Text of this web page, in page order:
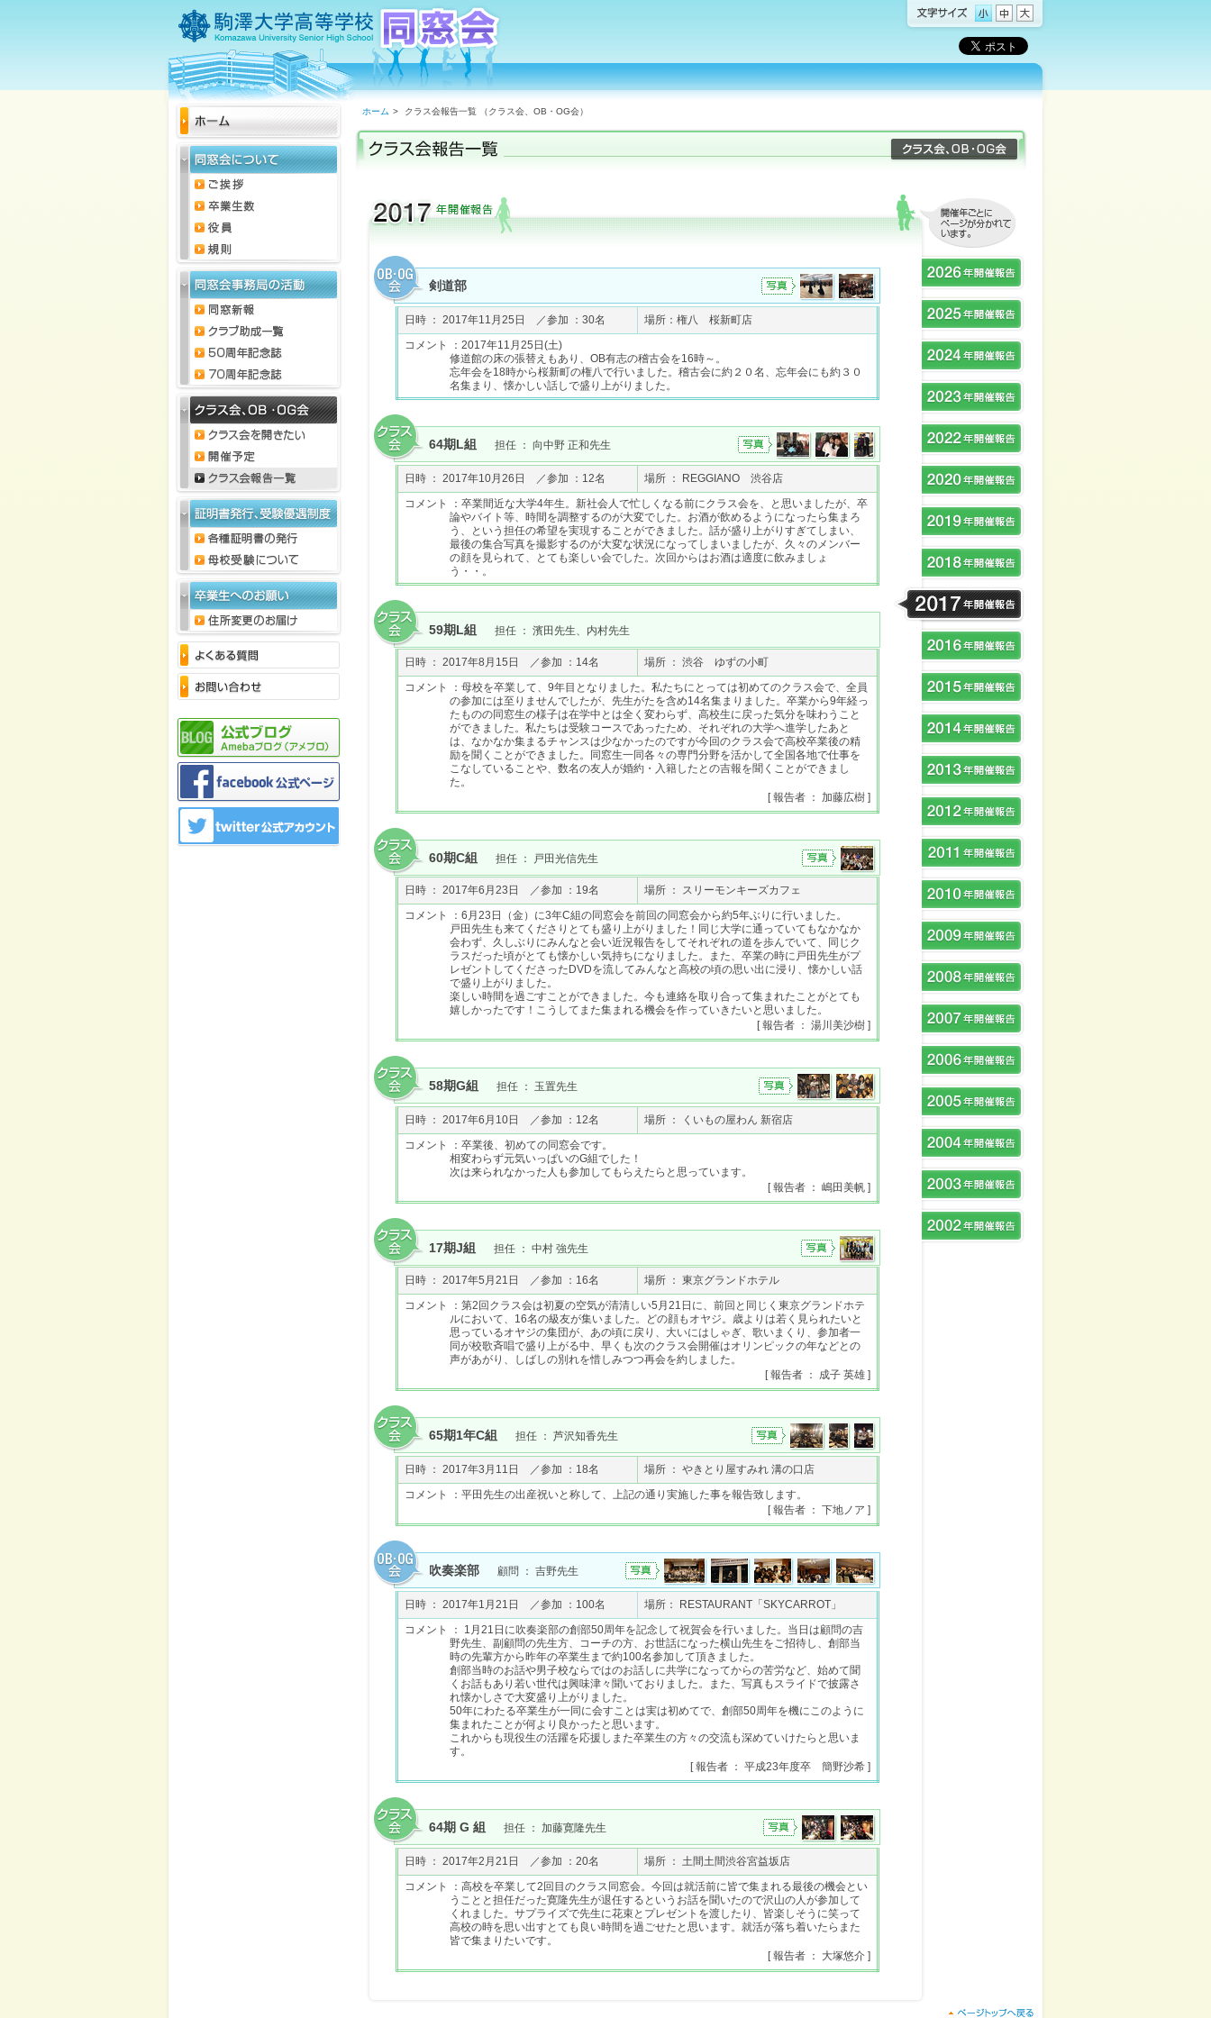
ホーム > クラス会報告一覧 （クラス会、OB・OG会）
剣道部
日時 ： 2017年11月25日 ／参加 ：30名
場所：権八 桜新町店
コメント ：2017年11月25日(土)
修道館の床の張替えもあり、OB有志の稽古会を16時～。
忘年会を18時から桜新町の権八で行いました。稽古会に約２０名、忘年会にも約３０
名集まり、懐かしい話しで盛り上がりました。
64期L組 担任 ： 向中野 正和先生
日時 ： 2017年10月26日 ／参加 ：12名
場所 ： REGGIANO 渋谷店
コメント ：卒業間近な大学4年生。新社会人で忙しくなる前にクラス会を、と思いましたが、卒
論やバイト等、時間を調整するのが大変でした。お酒が飲めるようになったら集まろ
う、という担任の希望を実現することができました。話が盛り上がりすぎてしまい、
最後の集合写真を撮影するのが大変な状況になってしまいましたが、久々のメンバー
の顔を見られて、とても楽しい会でした。次回からはお酒は適度に飲みましょ
う・・。
59期L組 担任 ： 濱田先生、内村先生
日時 ： 2017年8月15日 ／参加 ：14名
場所 ： 渋谷 ゆずの小町
コメント ：母校を卒業して、9年目となりました。私たちにとっては初めてのクラス会で、全員
の参加には至りませんでしたが、先生がたを含め14名集まりました。卒業から9年経っ
たものの同窓生の様子は在学中とは全く変わらず、高校生に戻った気分を味わうこと
ができました。私たちは受験コースであったため、それぞれの大学へ進学したあと
は、なかなか集まるチャンスは少なかったのですが今回のクラス会で高校卒業後の精
励を聞くことができました。同窓生一同各々の専門分野を活かして全国各地で仕事を
こなしていることや、数名の友人が婚約・入籍したとの吉報を聞くことができまし
た。
[ 報告者 ： 加藤広樹 ]
60期C組 担任 ： 戸田光信先生
日時 ： 2017年6月23日 ／参加 ：19名
場所 ： スリーモンキーズカフェ
コメント ：6月23日（金）に3年C組の同窓会を前回の同窓会から約5年ぶりに行いました。
戸田先生も来てくださりとても盛り上がりました！同じ大学に通っていてもなかなか
会わず、久しぶりにみんなと会い近況報告をしてそれぞれの道を歩んでいて、同じク
ラスだった頃がとても懐かしい気持ちになりました。また、卒業の時に戸田先生がプ
レゼントしてくださったDVDを流してみんなと高校の頃の思い出に浸り、懐かしい話
で盛り上がりました。
楽しい時間を過ごすことができました。今も連絡を取り合って集まれたことがとても
嬉しかったです！こうしてまた集まれる機会を作っていきたいと思いました。
[ 報告者 ： 湯川美沙樹 ]
58期G組 担任 ： 玉置先生
日時 ： 2017年6月10日 ／参加 ：12名
場所 ： くいもの屋わん 新宿店
コメント ：卒業後、初めての同窓会です。
相変わらず元気いっぱいのG組でした！
次は来られなかった人も参加してもらえたらと思っています。
[ 報告者 ： 嶋田美帆 ]
17期J組 担任 ： 中村 強先生
日時 ： 2017年5月21日 ／参加 ：16名
場所 ： 東京グランドホテル
コメント ：第2回クラス会は初夏の空気が清清しい5月21日に、前回と同じく東京グランドホテ
ルにおいて、16名の級友が集いました。どの顔もオヤジ。歳よりは若く見られたいと
思っているオヤジの集団が、あの頃に戻り、大いにはしゃぎ、歌いまくり、参加者一
同が校歌斉唱で盛り上がる中、早くも次のクラス会開催はオリンピックの年などとの
声があがり、しばしの別れを惜しみつつ再会を約しました。
[ 報告者 ： 成子 英雄 ]
65期1年C組 担任 ： 芦沢知香先生
日時 ： 2017年3月11日 ／参加 ：18名
場所 ： やきとり屋すみれ 溝の口店
コメント ：平田先生の出産祝いと称して、上記の通り実施した事を報告致します。
[ 報告者 ： 下地ノア ]
吹奏楽部 顧問 ： 吉野先生
日時 ： 2017年1月21日 ／参加 ：100名
場所： RESTAURANT「SKYCARROT」
コメント ： 1月21日に吹奏楽部の創部50周年を記念して祝賀会を行いました。当日は顧問の吉
野先生、副顧問の先生方、コーチの方、お世話になった横山先生をご招待し、創部当
時の先輩方から昨年の卒業生まで約100名参加して頂きました。
創部当時のお話や男子校ならではのお話しに共学になってからの苦労など、始めて聞
くお話もあり若い世代は興味津々聞いておりました。また、写真もスライドで披露さ
れ懐かしさで大変盛り上がりました。
50年にわたる卒業生が一同に会すことは実は初めてで、創部50周年を機にこのように
集まれたことが何より良かったと思います。
これからも現役生の活躍を応援しまた卒業生の方々の交流も深めていけたらと思いま
す。
[ 報告者 ： 平成23年度卒 簡野沙希 ]
64期 G 組 担任 ： 加藤寛隆先生
日時 ： 2017年2月21日 ／参加 ：20名
場所 ： 土間土間渋谷宮益坂店
コメント ：高校を卒業して2回目のクラス同窓会。今回は就活前に皆で集まれる最後の機会とい
うことと担任だった寛隆先生が退任するというお話を聞いたので沢山の人が参加して
くれました。サプライズで先生に花束とプレゼントを渡したり、皆楽しそうに笑って
高校の時を思い出すとても良い時間を過ごせたと思います。就活が落ち着いたらまた
皆で集まりたいです。
[ 報告者 ： 大塚悠介 ]